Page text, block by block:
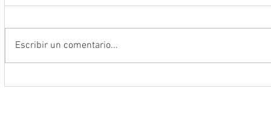
Escribir un comentario...